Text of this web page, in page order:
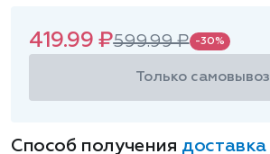
419.99 ₽599.99 ₽ -30%
Только самовывоз
Способ получения доставка